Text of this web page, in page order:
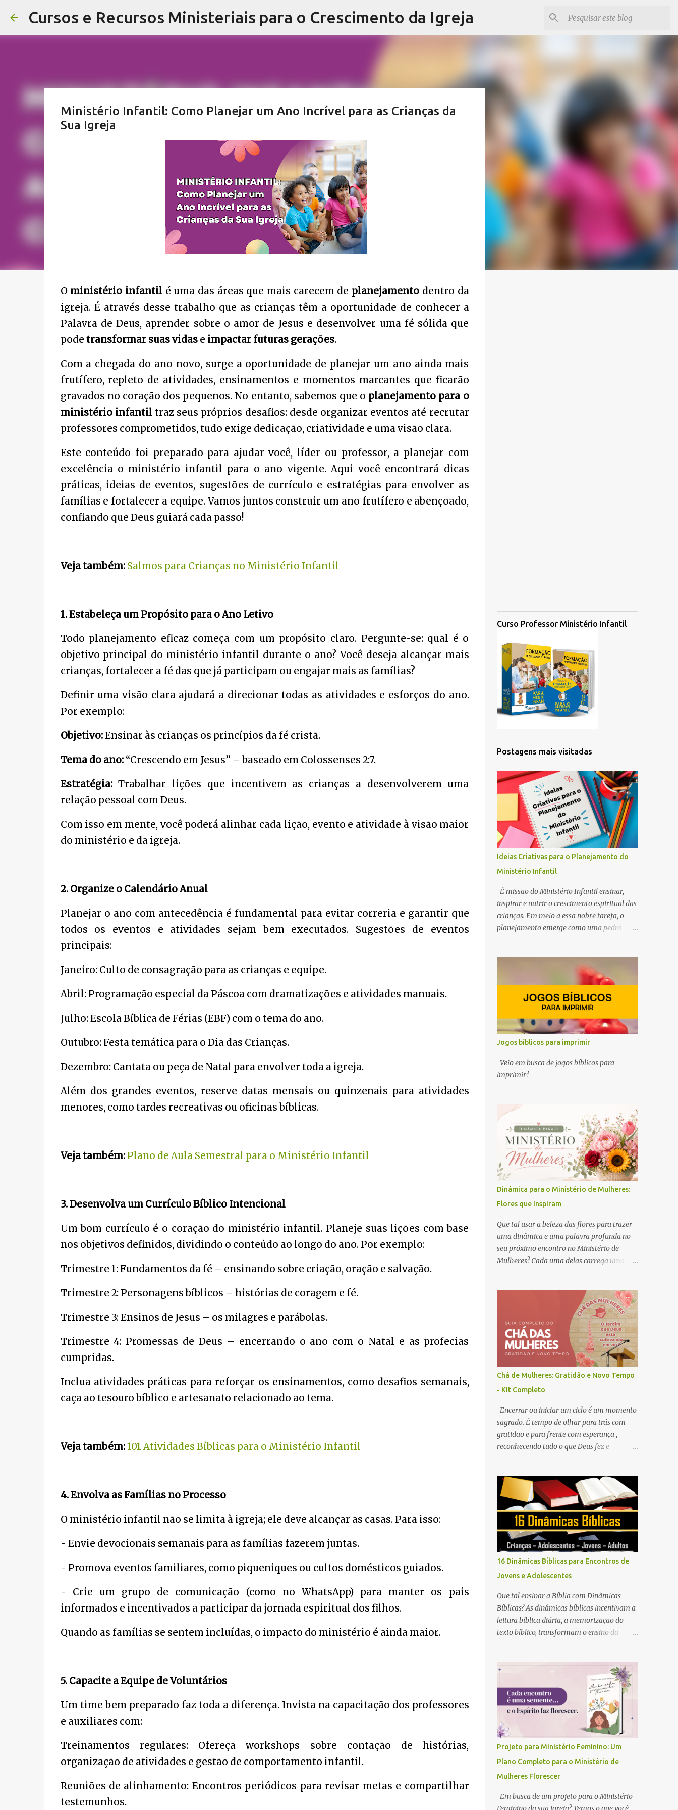
Pular para o conteúdo principal
Cursos e Recursos Ministeriais para o Crescimento da Igreja
Ministério Infantil: Como Planejar um Ano Incrível para as Crianças da
Sua Igreja
O ministério infantilé uma das áreas que mais carecem de planejamento dentro da
igreja. É através desse trabalho que as crianças têm a oportunidade de conhecer a
Palavra de Deus, aprender sobre o amor de Jesus e desenvolver uma fé sólida que
pode transformar suas vidase impactar futuras gerações.
Com a chegada do ano novo, surge a oportunidade de planejar um ano ainda mais
frutífero, repleto de atividades, ensinamentos e momentos marcantes que ficarão
gravados no coração dos pequenos. No entanto, sabemos que o planejamento para o
ministério infantiltraz seus próprios desafios: desde organizar eventos até recrutar
professores comprometidos, tudo exige dedicação, criatividade e uma visão clara.
Este conteúdo foi preparado para ajudar você, líder ou professor, a planejar com
excelência o ministério infantil para o ano vigente. Aqui você encontrará dicas
práticas, ideias de eventos, sugestões de currículo e estratégias para envolver as
famílias e fortalecer a equipe. Vamos juntos construir um ano frutífero e abençoado,
confiando que Deus guiará cada passo!
Veja também: Salmos para Crianças no Ministério Infantil
1. Estabeleça um Propósito para o Ano Letivo
Todo planejamento eficaz começa com um propósito claro. Pergunte-se: qual é o
objetivo principal do ministério infantil durante o ano? Você deseja alcançar mais
crianças, fortalecer a fé das que já participam ou engajar mais as famílias?
Definir uma visão clara ajudará a direcionar todas as atividades e esforços do ano.
Por exemplo:
Objetivo:Ensinar às crianças os princípios da fé cristã.
Tema do ano:“Crescendo em Jesus” – baseado em Colossenses 2:7.
Estratégia:Trabalhar lições que incentivem as crianças a desenvolverem uma
relação pessoal com Deus.
Com isso em mente, você poderá alinhar cada lição, evento e atividade à visão maior
do ministério e da igreja.
2. Organize o Calendário Anual
Planejar o ano com antecedência é fundamental para evitar correria e garantir que
todos os eventos e atividades sejam bem executados. Sugestões de eventos
principais:
Janeiro: Culto de consagração para as crianças e equipe.
Abril: Programação especial da Páscoa com dramatizações e atividades manuais.
Julho: Escola Bíblica de Férias (EBF) com o tema do ano.
Outubro: Festa temática para o Dia das Crianças.
Dezembro: Cantata ou peça de Natal para envolver toda a igreja.
Além dos grandes eventos, reserve datas mensais ou quinzenais para atividades
menores, como tardes recreativas ou oficinas bíblicas.
Veja também: Plano de Aula Semestral para o Ministério Infantil
3. Desenvolva um Currículo Bíblico Intencional
Um bom currículo é o coração do ministério infantil. Planeje suas lições com base
nos objetivos definidos, dividindo o conteúdo ao longo do ano. Por exemplo:
Trimestre 1: Fundamentos da fé – ensinando sobre criação, oração e salvação.
Trimestre 2: Personagens bíblicos – histórias de coragem e fé.
Trimestre 3: Ensinos de Jesus – os milagres e parábolas.
Trimestre 4: Promessas de Deus – encerrando o ano com o Natal e as profecias
cumpridas.
Inclua atividades práticas para reforçar os ensinamentos, como desafios semanais,
caça ao tesouro bíblico e artesanato relacionado ao tema.
Veja também:101 Atividades Bíblicas para o Ministério Infantil
4. Envolva as Famílias no Processo
O ministério infantil não se limita à igreja; ele deve alcançar as casas. Para isso:
- Envie devocionais semanais para as famílias fazerem juntas.
- Promova eventos familiares, como piqueniques ou cultos domésticos guiados.
- Crie um grupo de comunicação (como no WhatsApp) para manter os pais
informados e incentivados a participar da jornada espiritual dos filhos.
Quando as famílias se sentem incluídas, o impacto do ministério é ainda maior.
5. Capacite a Equipe de Voluntários
Um time bem preparado faz toda a diferença. Invista na capacitação dos professores
e auxiliares com:
Treinamentos regulares: Ofereça workshops sobre contação de histórias,
organização de atividades e gestão de comportamento infantil.
Reuniões de alinhamento: Encontros periódicos para revisar metas e compartilhar
testemunhos.
Curso Professor Ministério Infantil
Postagens mais visitadas
Ideias Criativas para o Planejamento do
Ministério Infantil
É missão do Ministério Infantil ensinar,
inspirar e nutrir o crescimento espiritual das
crianças. Em meio a essa nobre tarefa, o
planejamento emerge como uma pedra
ano. Por esse motivo, preparamos este
conteúdo com ideias e ferramentas para o
2025. Queremos ajudar você, professor e
líder do ministério infantil, a despertar a
curiosidade, semear valores e cultivar a fé
no coração dos pequeninos.
Jogos bíblicos para imprimir
Veio em busca de jogos bíblicos para
imprimir?
Dinâmica para o Ministério de Mulheres:
Flores que Inspiram
Que tal usar a beleza das flores para trazer
uma dinâmica e uma palavra profunda no
seu próximo encontro no Ministério de
Mulheres? Cada uma delas carrega uma
Chá de Mulheres: Gratidão e Novo Tempo
- Kit Completo
Encerrar ou iniciar um ciclo é um momento
sagrado. É tempo de olhar para trás com
gratidão e para frente com esperança ,
reconhecendo tudo o que Deus fez e
16 Dinâmicas Bíblicas para Encontros de
Jovens e Adolescentes
Que tal ensinar a Bíblia com Dinâmicas
Bíblicas? As dinâmicas bíblicas incentivam a
leitura bíblica diária, a memorização do
texto bíblico, transformam o ensino da
vida das pessoas para sempre.
Projeto para Ministério Feminino: Um
Plano Completo para o Ministério de
Mulheres Florescer
Em busca de um projeto para o Ministério